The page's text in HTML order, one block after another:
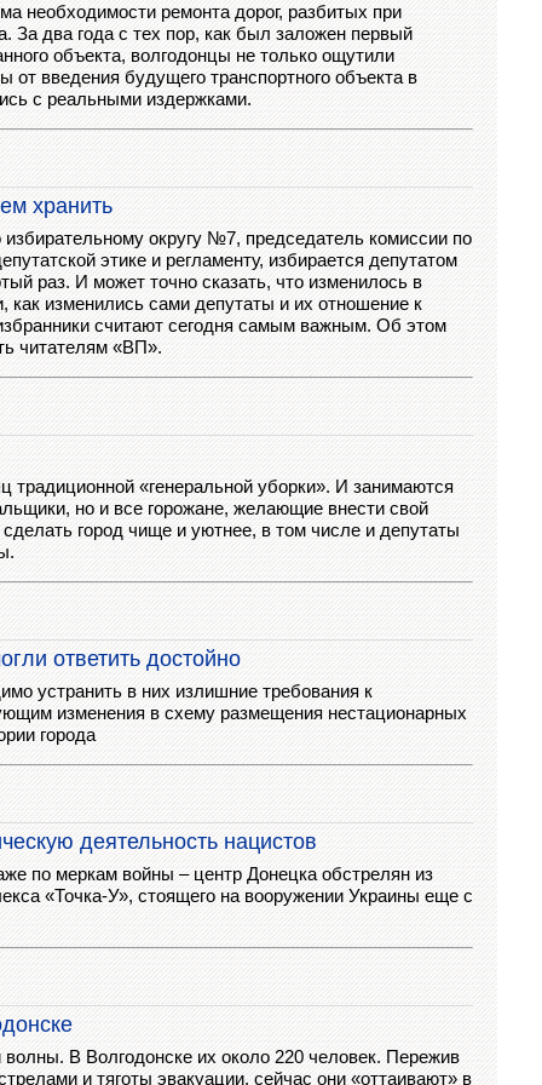
необходимости ремонта дорог, разбитых при
За два года с тех пор, как был заложен первый
объекта, волгодонцы не только ощутили
от введения будущего транспортного объекта в
с реальными издержками.
хранить
округу №7, председатель комиссии по
этике и регламенту, избирается депутатом
раз. И может точно сказать, что изменилось в
как изменились сами депутаты и их отношение к
считают сегодня самым важным. Об этом
читателям «ВП».
традиционной «генеральной уборки». И занимаются
но и все горожане, желающие внести свой
город чище и уютнее, в том числе и депутаты
ответить достойно
устранить в них излишние требования к
изменения в схему размещения нестационарных
города
деятельность нацистов
по меркам войны – центр Донецка обстрелян из
«Точка-У», стоящего на вооружении Украины еще с
В Волгодонске их около 220 человек. Пережив
и тяготы эвакуации, сейчас они «оттаивают» в